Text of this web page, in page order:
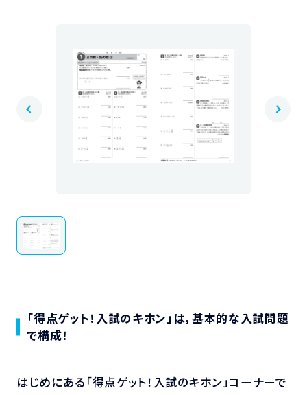
「得点ゲット！入試のキホン」は，基本的な入試問題
で構成！
はじめにある「得点ゲット！入試のキホン」コーナーで